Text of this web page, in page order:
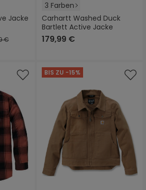
Jacke
€
3 Farben
Carhartt Washed Duck
Bartlett Active Jacke
179,99 €
BIS ZU -15%